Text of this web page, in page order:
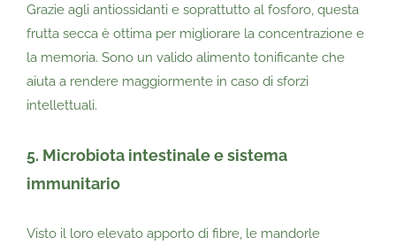
Grazie agli antiossidanti e soprattutto al fosforo, questa
frutta secca è ottima per migliorare la concentrazione e
la memoria. Sono un valido alimento tonificante che
aiuta a rendere maggiormente in caso di sforzi
intellettuali.
5. Microbiota intestinale e sistema
immunitario
Visto il loro elevato apporto di fibre, le mandorle